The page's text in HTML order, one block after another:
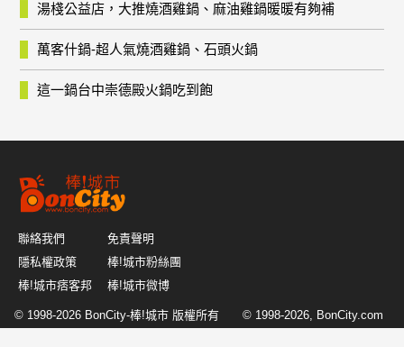
湯棧公益店，大推燒酒雞鍋、麻油雞鍋暖暖有夠補
萬客什鍋-超人氣燒酒雞鍋、石頭火鍋
這一鍋台中崇德殿火鍋吃到飽
聯絡我們
免責聲明
隱私權政策
棒!城市粉絲團
棒!城市痞客邦
棒!城市微博
© 1998-2026 BonCity-棒!城市 版權所有 © 1998-2026, BonCity.com